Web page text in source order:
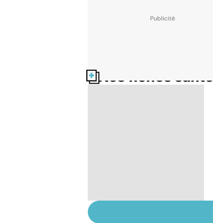
Nos fiches santé